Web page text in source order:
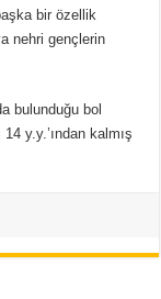
bir özellik
nehri gençlerin
bulunduğu bol
y.y.’ından kalmış